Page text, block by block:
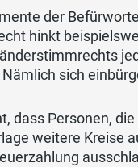
der
hinkt
sich
dass Personen,
weitere Kreise